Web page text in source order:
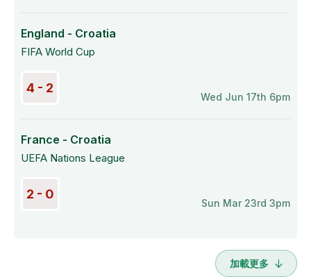
England - Croatia
FIFA World Cup
4 - 2
Wed Jun 17th 6pm
France - Croatia
UEFA Nations League
2 - 0
Sun Mar 23rd 3pm
加載更多